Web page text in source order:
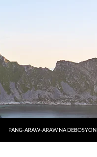
PANG-ARAW-ARAW NA DEBOSYON